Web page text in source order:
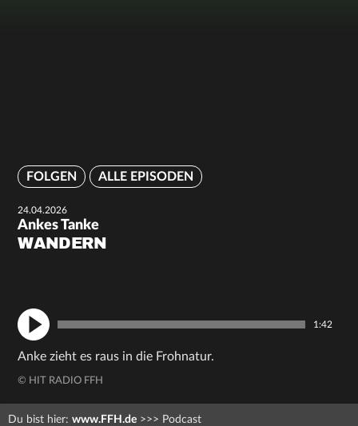
FOLGEN ALLE EPISODEN
24.04.2026
Ankes Tanke
WANDERN
1:42
Anke zieht es raus in die Frohnatur.
© HIT RADIO FFH
Du bist hier: www.FFH.de >>> Podcast